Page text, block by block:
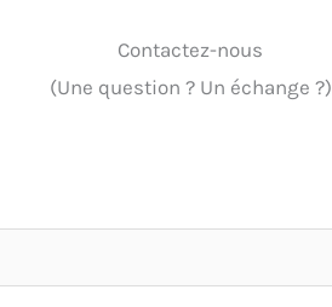
Contactez-nous
(Une question ? Un échange ?)